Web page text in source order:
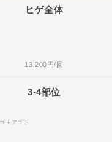
ヒゲ全体
13,200円/回
3-4部位
＋アゴ下